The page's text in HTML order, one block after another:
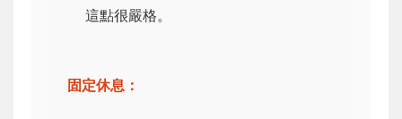
這點很嚴格。
固定休息：